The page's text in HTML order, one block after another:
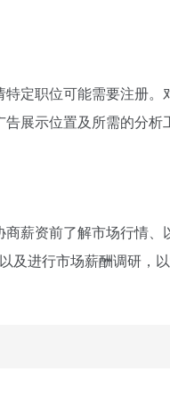
定职位可能需要注册。
告展示位置及所需的分析
薪资前了解市场行情、
及进行市场薪酬调研，